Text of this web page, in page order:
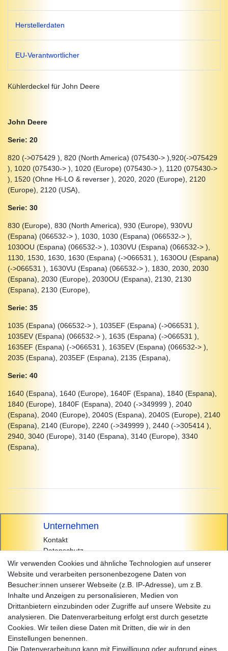
Herstellerdaten
EU-Verantwortlicher
Kühlerdeckel für John Deere
John Deere
Serie: 20
820 (->075429 ), 820 (North America) (075430-> ),920(->075429
), 1020 (075430-> ), 1020 (Europe) (075430-> ), 1120 (075430->
), 1520 (Ohne Hi-LO & reverser ), 2020, 2020 (Europe), 2120
(Europe), 2120 (USA),
Serie: 30
830 (Europe), 830 (North America), 930 (Europe), 930VU
(Espana) (066532-> ), 1030, 1030 (Espana) (066532-> ),
1030OU (Espana) (066532-> ), 1030VU (Espana) (066532-> ),
1130, 1530, 1630, 1630 (Espana) (->066531 ), 1630OU (Espana)
(->066531 ), 1630VU (Espana) (066532-> ), 1830, 2030, 2030
(Espana), 2030 (Europe), 2030OU (Espana), 2130, 2130
(Espana), 2130 (Europe),
Serie: 35
1035 (Espana) (066532-> ), 1035EF (Espana) (->066531 ),
1035EV (Espana) (066532-> ), 1635 (Espana) (->066531 ),
1635EF (Espana) (->066531 ), 1635EV (Espana) (066532-> ),
2035 (Espana), 2035EF (Espana), 2135 (Espana),
Serie: 40
1640 (Espana), 1640 (Europe), 1640F (Espana), 1840 (Espana),
1840 (Europe), 1840F (Espana), 2040 (->349999 ), 2040
(Espana), 2040 (Europe), 2040S (Espana), 2040S (Europe), 2140
(Espana), 2140 (Europe), 2240 (->349999 ), 2440 (->305414 ),
2940, 3040 (Europe), 3140 (Espana), 3140 (Europe), 3340
(Espana),
Unternehmen
Kontakt
Datenschutz
AGB
Impressum
Einkaufen
Zahlungsarten
Versandarten & -kosten
Widerrufsrecht
Warenkorb
Zur Kasse
Wir verwenden Cookies und ähnliche Technologien auf unserer
Website und verarbeiten personenbezogene Daten von
Besucher:innen unserer Webseite (z.B. IP-Adresse), um z.B.
Inhalte und Anzeigen zu personalisieren, Medien von
Drittanbietern einzubinden oder Zugriffe auf unsere Website zu
analysieren. Die Datenverarbeitung erfolgt erst durch gesetzte
Cookies. Wir teilen diese Daten mit Dritten, die wir in den
Einstellungen benennen.
Die Datenverarbeitung kann mit Einwilligung oder aufgrund eines